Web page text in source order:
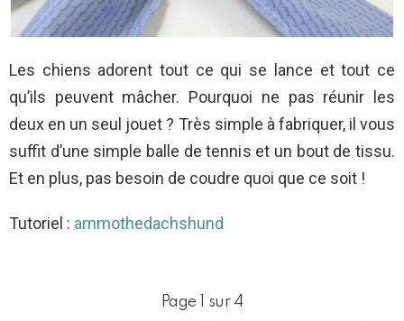
Les chiens adorent tout ce qui se lance et tout ce
qu’ils peuvent mâcher. Pourquoi ne pas réunir les
deux en un seul jouet ? Très simple à fabriquer, il vous
suffit d’une simple balle de tennis et un bout de tissu.
Et en plus, pas besoin de coudre quoi que ce soit !
Tutoriel : ammothedachshund
Page 1 sur 4